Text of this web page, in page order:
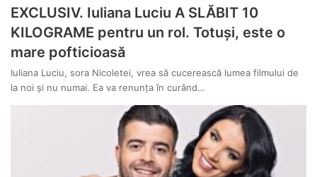
EXCLUSIV. Iuliana Luciu A SLĂBIT 10
KILOGRAME pentru un rol. Totuși, este o
mare pofticioasă
Iuliana Luciu, sora Nicoletei, vrea să cucerească lumea filmului de
la noi și nu numai. Ea va renunța în curând…